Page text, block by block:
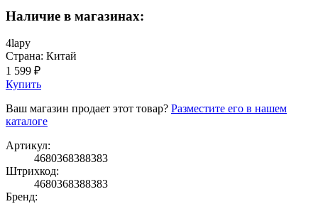
Наличие в магазинах:
4lapy
Страна: Китай
1 599 ₽
Купить
Ваш магазин продает этот товар? Разместите его в нашем
каталоге
Артикул:
4680368388383
Штрихкод:
4680368388383
Бренд: